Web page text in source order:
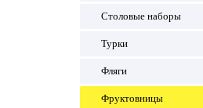
Столовые наборы
Турки
Фляги
Фруктовницы